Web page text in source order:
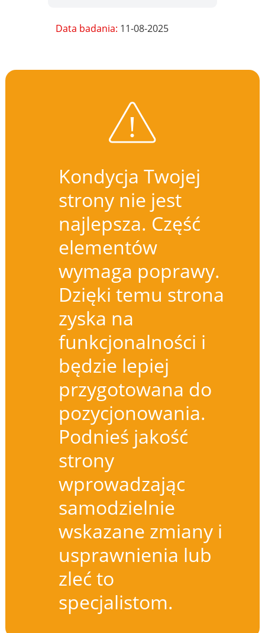
Data badania: 11-08-2025
Kondycja Twojej
strony nie jest
najlepsza. Część
elementów
wymaga poprawy.
Dzięki temu strona
zyska na
funkcjonalności i
będzie lepiej
przygotowana do
pozycjonowania.
Podnieś jakość
strony
wprowadzając
samodzielnie
wskazane zmiany i
usprawnienia lub
zleć to
specjalistom.